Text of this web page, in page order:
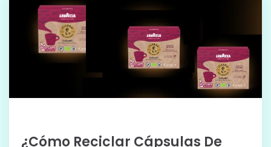
¿Cómo Reciclar Cápsulas De